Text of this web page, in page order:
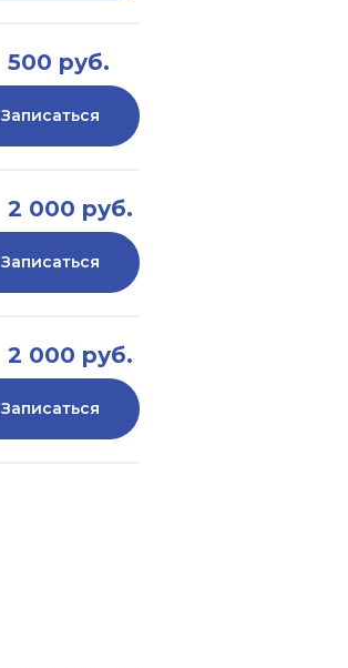
500 руб.
Записаться
2 000 руб.
Записаться
2 000 руб.
Записаться